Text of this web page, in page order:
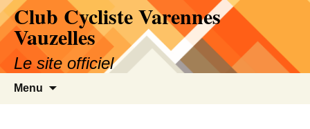
Aller
au
contenu
Club Cycliste Varennes
Vauzelles
Le site officiel
Menu